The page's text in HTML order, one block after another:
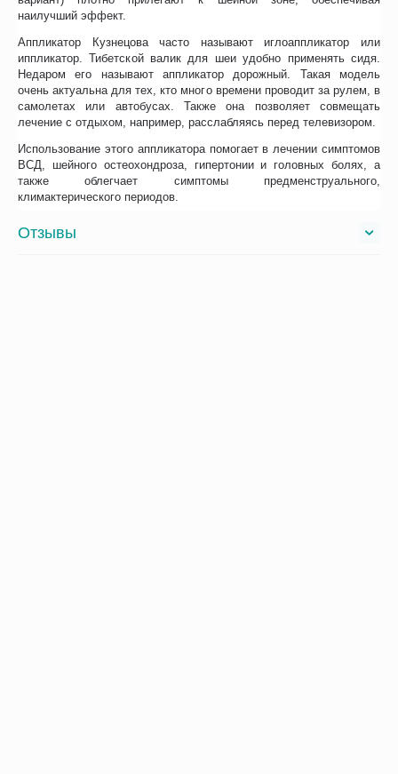
наилучший эффект.
Аппликатор Кузнецова часто называют иглоаппликатор или
иппликатор. Тибетской валик для шеи удобно применять сидя.
Недаром его называют аппликатор дорожный. Такая модель
очень актуальна для тех, кто много времени проводит за рулем, в
самолетах или автобусах. Также она позволяет совмещать
лечение с отдыхом, например, расслабляясь перед телевизором.
Использование этого аппликатора помогает в лечении симптомов
ВСД, шейного остеохондроза, гипертонии и головных болях, а
также облегчает симптомы предменструального,
климактерического периодов.
Отзывы